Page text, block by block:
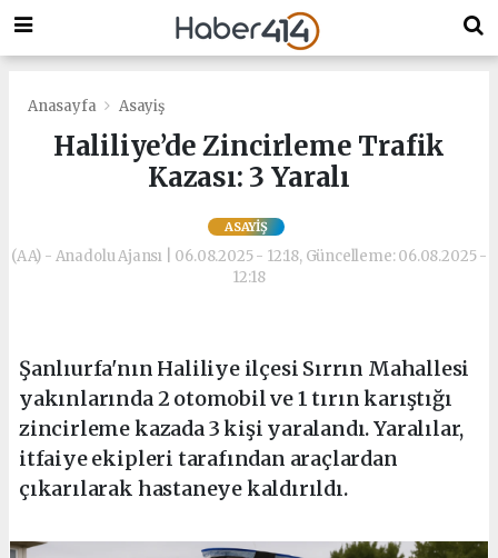
Anasayfa Asayiş
Haliliye’de Zincirleme Trafik
Kazası: 3 Yaralı
ASAYIŞ
(AA) - Anadolu Ajansı | 06.08.2025 - 12:18, Güncelleme: 06.08.2025 -
12:18
Şanlıurfa'nın Haliliye ilçesi Sırrın Mahallesi
yakınlarında 2 otomobil ve 1 tırın karıştığı
zincirleme kazada 3 kişi yaralandı. Yaralılar,
itfaiye ekipleri tarafından araçlardan
çıkarılarak hastaneye kaldırıldı.